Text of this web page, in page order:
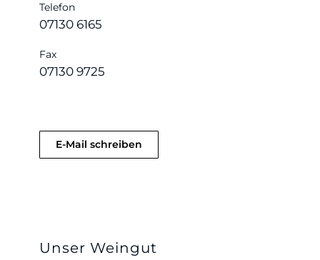
Telefon
07130 6165
Fax
07130 9725
E-Mail schreiben
Unser Weingut